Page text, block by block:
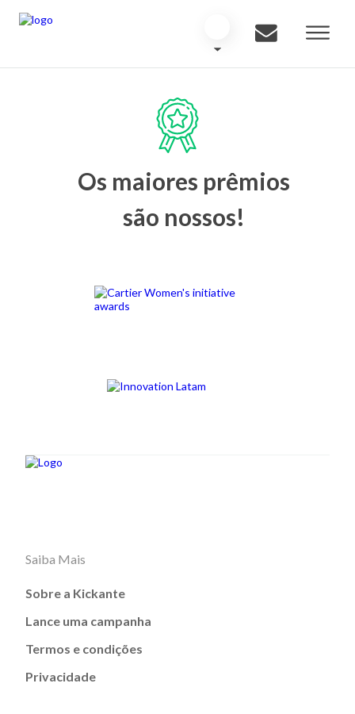
Os maiores prêmios
são nossos!
Saiba Mais
Sobre a Kickante
Lance uma campanha
Termos e condições
Privacidade